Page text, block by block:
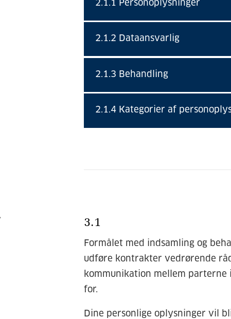
2.1.1 Personoplysninger
2.1.2 Dataansvarlig
2.1.3 Behandling
2.1.4 Kategorier af
3.1
Formålet med indsamling og
udføre kontrakter vedrørende
kommunikation mellem
for.
Dine personlige oplysninger vil